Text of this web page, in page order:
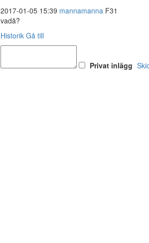
2017-01-05 15:39 mannamanna F31
vadå?
Historik Gå till
Privat inlägg